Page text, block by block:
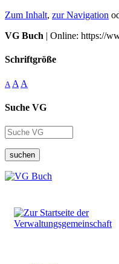
Zum Inhalt, zur Navigation
VG Buch | Online: https://
Schriftgröße
A A A
Suche VG
suchen